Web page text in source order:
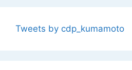
Tweets by cdp_kumamoto